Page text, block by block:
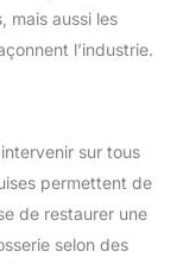
mais aussi les
l’industrie.
sur tous
permettent de
de restaurer une
selon des